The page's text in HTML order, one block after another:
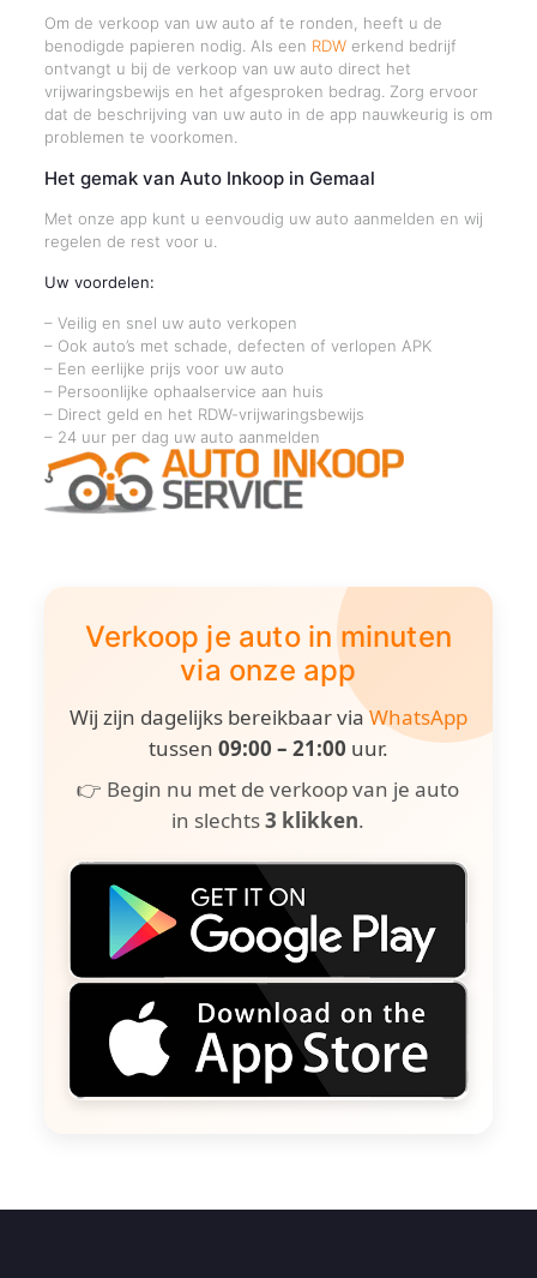
Om de verkoop van uw auto af te ronden, heeft u de
benodigde papieren nodig. Als een RDWerkend bedrijf
ontvangt u bij de verkoop van uw auto direct het
vrijwaringsbewijs en het afgesproken bedrag. Zorg ervoor
dat de beschrijving van uw auto in de app nauwkeurig is om
problemen te voorkomen.
Het gemak van Auto Inkoop in Gemaal
Met onze app kunt u eenvoudig uw auto aanmelden en wij
regelen de rest voor u.
Uw voordelen:
– Veilig en snel uw auto verkopen
– Ook auto’s met schade, defecten of verlopen APK
– Een eerlijke prijs voor uw auto
– Persoonlijke ophaalservice aan huis
– Direct geld en het RDW-vrijwaringsbewijs
– 24 uur per dag uw auto aanmelden
Verkoop je auto in minuten
via onze app
Wij zijn dagelijks bereikbaar viaWhatsApp
tussen 09:00 – 21:00 uur.
👉 Begin nu met de verkoop van je auto
in slechts3 klikken.